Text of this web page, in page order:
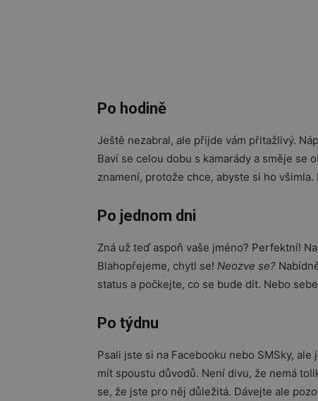
Po hodině
Ještě nezabral, ale přijde vám přitažlivý.
Baví se celou dobu s kamarády a směje se
znamení, protože chce, abyste si ho
Po jednom dni
Zná už teď aspoň vaše jméno? Perfektní!
Blahopřejeme, chytl se! Neozve se?
status a počkejte, co se bude dít. Nebo
Po týdnu
Psali jste si na Facebooku nebo SMSky,
mít spoustu důvodů. Není divu, že nemá
se, že jste pro něj důležitá. Dávejte ale